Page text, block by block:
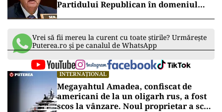
Partidului Republican în domeniul
Vrei să fii mereu la curent cu toate știrile? Urmărește
Puterea.ro și pe canalul de WhatsApp
INTERNAȚIONAL
Megayahtul Amadea, confiscat de
americani de la un oligarh rus, a fost
scos la vânzare. Noul proprietar a scos